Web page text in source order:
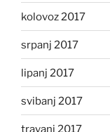
kolovoz 2017
srpanj 2017
lipanj 2017
svibanj 2017
travanj 2017